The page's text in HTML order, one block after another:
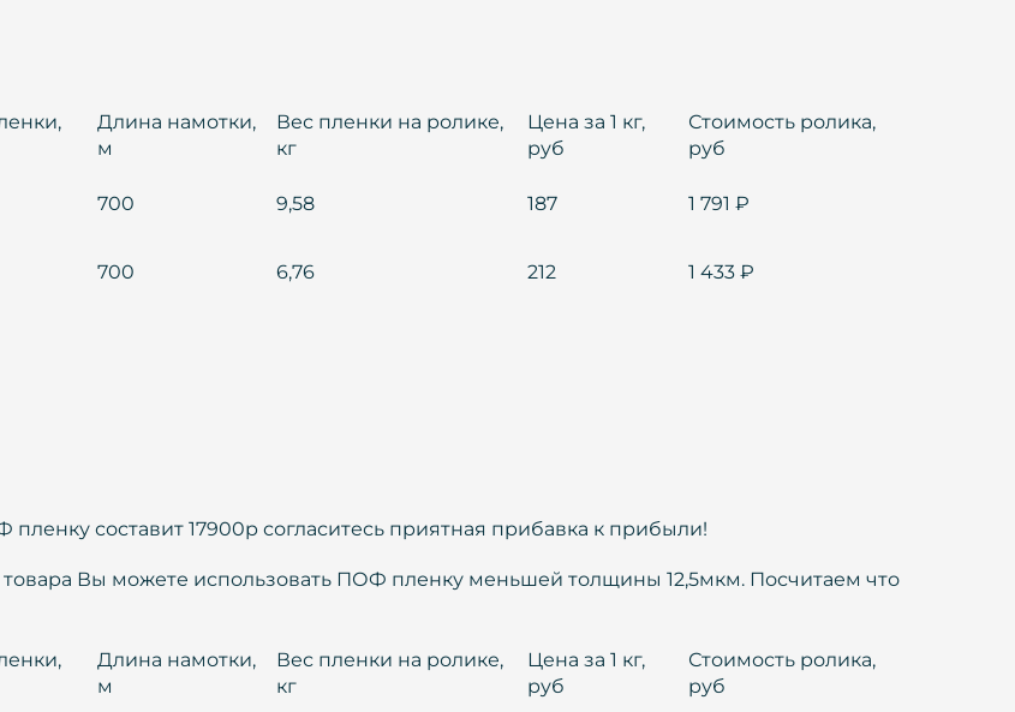
Длина намотки,
м
Вес пленки на ролике,
кг
Цена за 1 кг,
руб
Стоимость ролика,
руб
700 9,58 187 1 791 ₽
700 6,76 212 1 433 ₽
составит 17900р согласитесь приятная прибавка к прибыли!
товара Вы можете использовать ПОФ пленку меньшей толщины 12,5мкм. Посчитаем что
Длина намотки,
м
Вес пленки на ролике,
кг
Цена за 1 кг,
руб
Стоимость ролика,
руб